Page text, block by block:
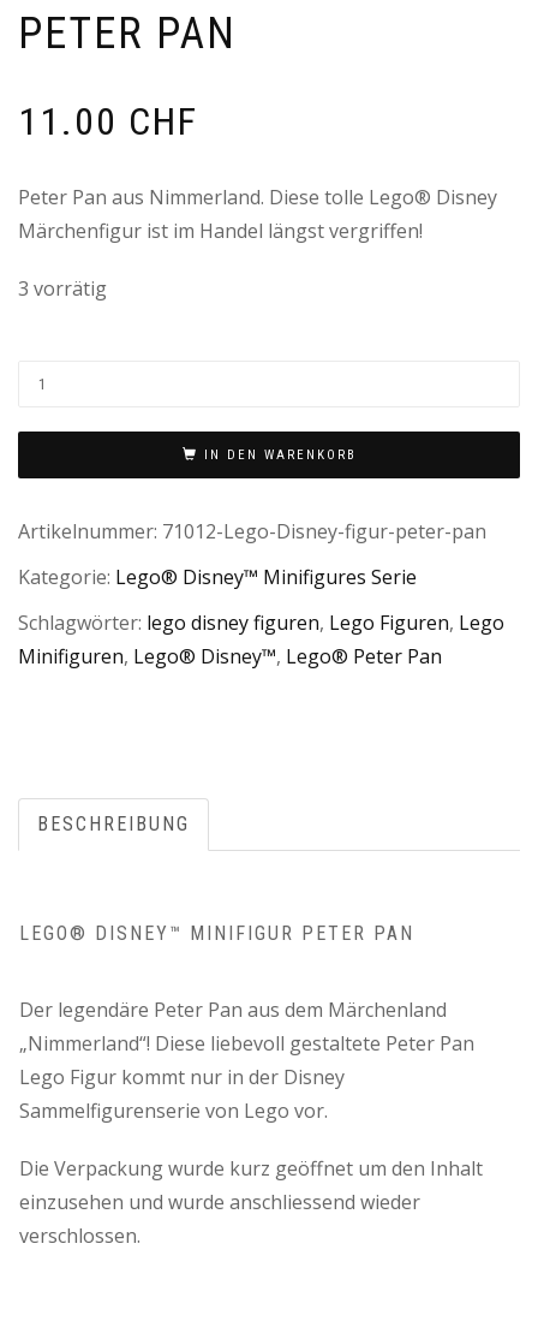
PETER PAN
11.00 CHF
Peter Pan aus Nimmerland. Diese tolle Lego® Disney
Märchenfigur ist im Handel längst vergriffen!
3 vorrätig
IN DEN WARENKORB
Artikelnummer: 71012-Lego-Disney-figur-peter-pan
Kategorie: Lego® Disney™ Minifigures Serie
Schlagwörter: lego disney figuren, Lego Figuren, Lego
Minifiguren, Lego® Disney™, Lego® Peter Pan
BESCHREIBUNG
LEGO® DISNEY™ MINIFIGUR PETER PAN
Der legendäre Peter Pan aus dem Märchenland
„Nimmerland“! Diese liebevoll gestaltete Peter Pan
Lego Figur kommt nur in der Disney
Sammelfigurenserie von Lego vor.
Die Verpackung wurde kurz geöffnet um den Inhalt
einzusehen und wurde anschliessend wieder
verschlossen.